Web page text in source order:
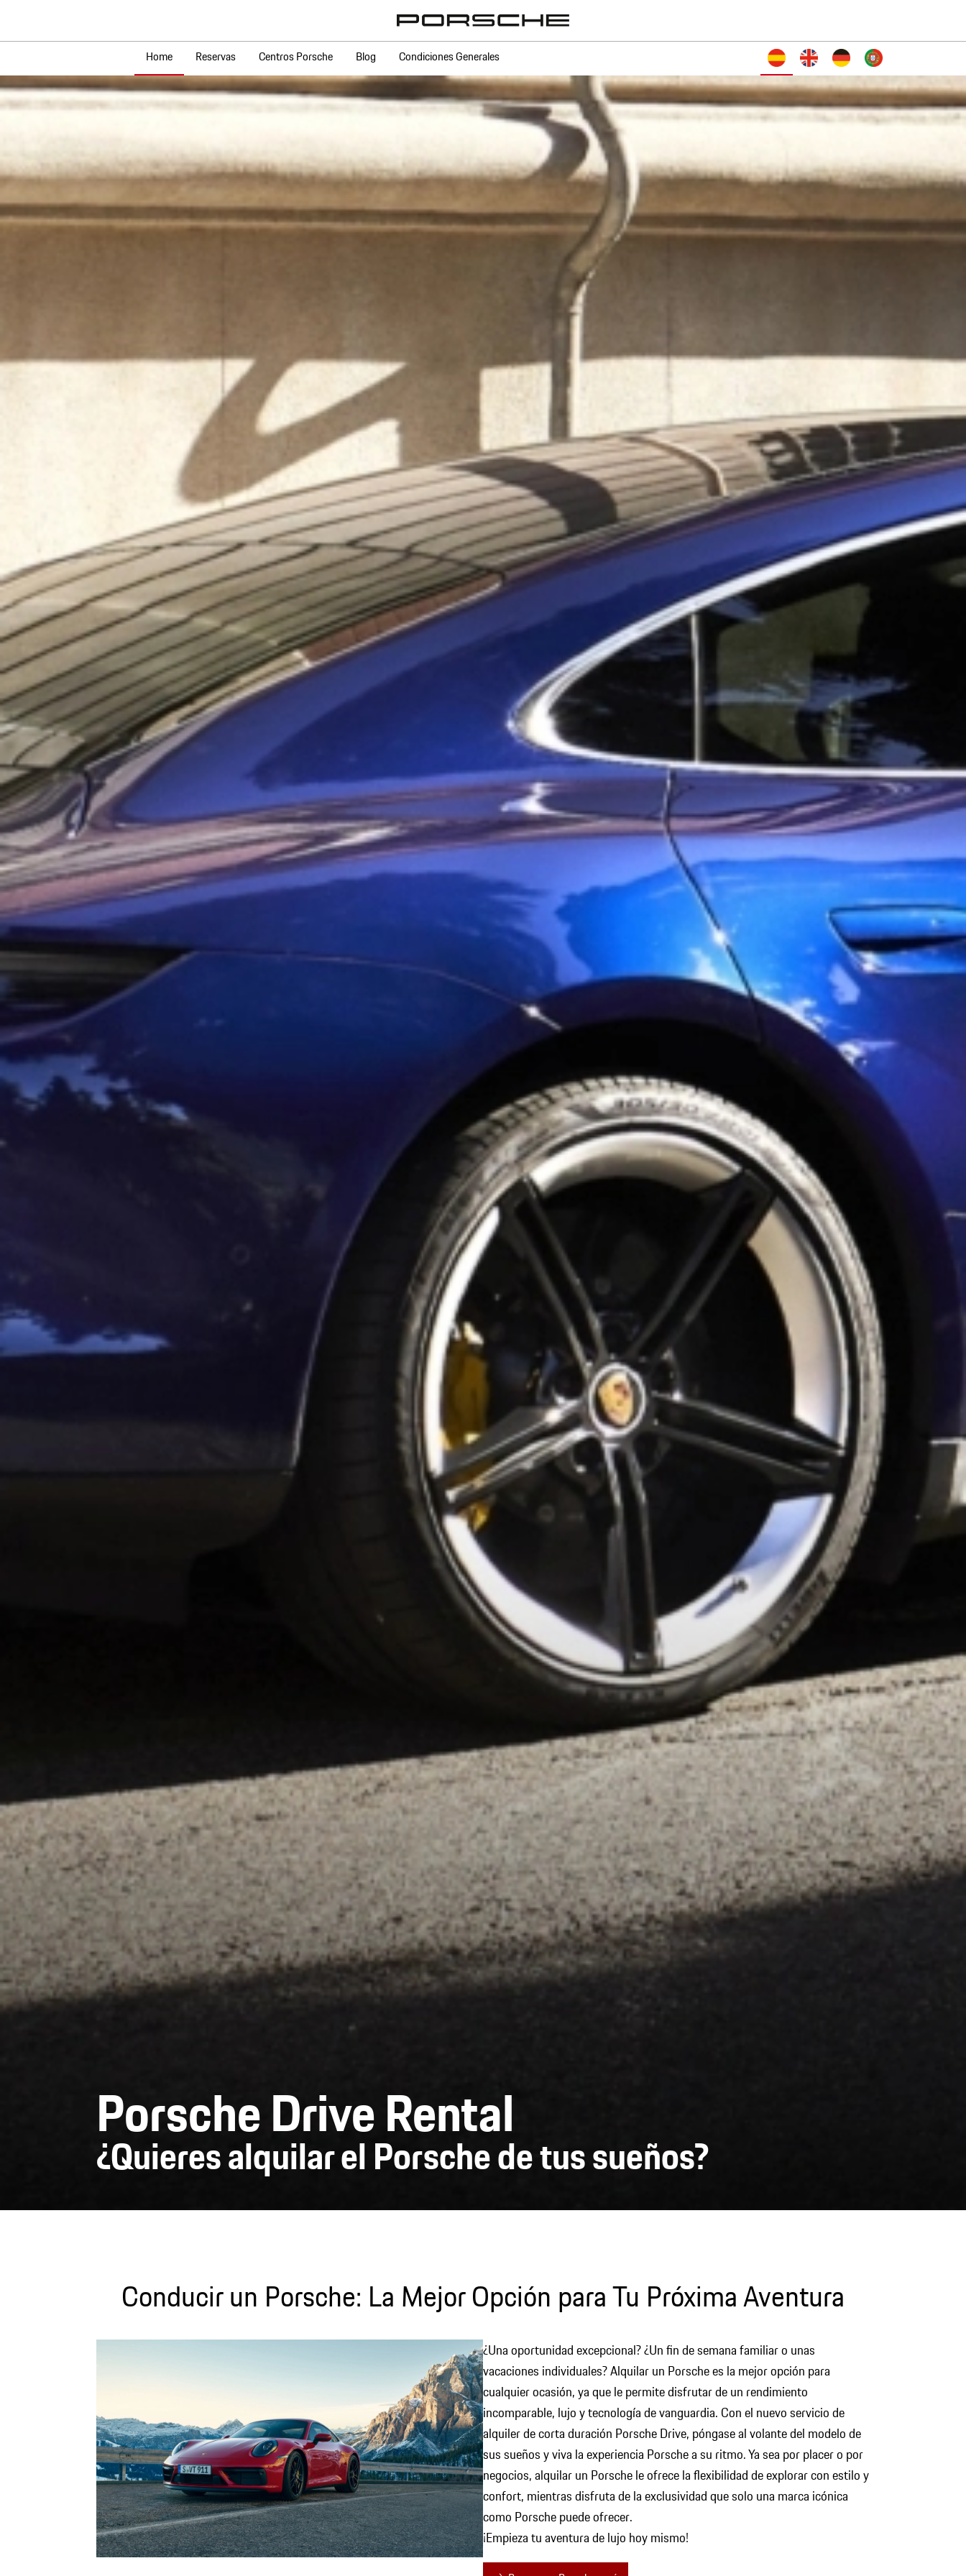
Home Reservas Centros Porsche Blog Condiciones Generales
Porsche Drive Rental
¿Quieres alquilar el Porsche de tus sueños?
Conducir un Porsche: La Mejor Opción para Tu Próxima Aventura
¿Una oportunidad excepcional? ¿Un fin de semana familiar o unas
vacaciones individuales? Alquilar un Porsche es la mejor opción para
cualquier ocasión, ya que le permite disfrutar de un rendimiento
incomparable, lujo y tecnología de vanguardia. Con el nuevo servicio de
alquiler de corta duración Porsche Drive, póngase al volante del modelo de
sus sueños y viva la experiencia Porsche a su ritmo. Ya sea por placer o por
negocios, alquilar un Porsche le ofrece la flexibilidad de explorar con estilo y
confort, mientras disfruta de la exclusividad que solo una marca icónica
como Porsche puede ofrecer.
¡Empieza tu aventura de lujo hoy mismo!